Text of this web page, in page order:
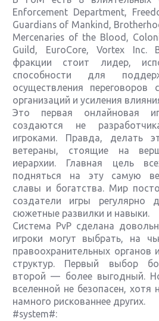
Enforcement Department,
Guardians of Mankind,
Mercenaries of the Blood,
Guild, EuroCore, Vortex Inc.
фракции стоит лидер,
способности для
осуществления переговоров
организаций и усиления
Это первая онлайновая
создаются не
игроками. Правда, делать
ветераны, стоящие на
иерархии. Главная цель
подняться на эту самую
славы и богатства. Мир
создатели игры регулярно
сюжетные развилки и навыки.
Система PvP сделана
игроки могут выбрать, на
правоохранительных органов
структур. Первый выбор
второй — более выгодный.
вселенной не безопасен, хотя
намного рискованнее других.
#system#: